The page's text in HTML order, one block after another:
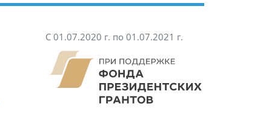
С 01.07.2020 г. по 01.07.2021 г.